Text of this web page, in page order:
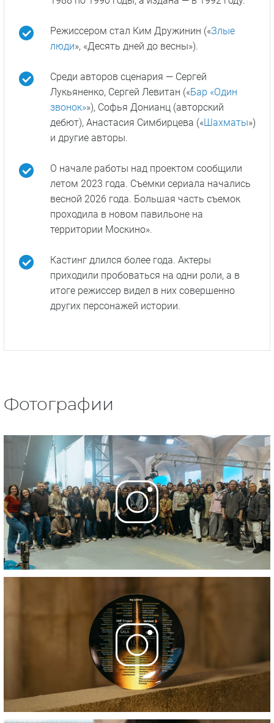
Режиссером стал Ким Дружинин («Злые
люди», «Десять дней до весны»).
Среди авторов сценария — Сергей
Лукьяненко, Сергей Левитан («Бар «Один
звонок»»), Софья Донианц (авторский
дебют), Анастасия Симбирцева («Шахматы»)
и другие авторы.
О начале работы над проектом сообщили
летом 2023 года. Съемки сериала начались
весной 2026 года. Большая часть съемок
проходила в новом павильоне на
территории Москино».
Кастинг длился более года. Актеры
приходили пробоваться на одни роли, а в
итоге режиссер видел в них совершенно
других персонажей истории.
Фотографии